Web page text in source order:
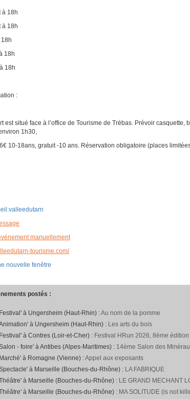
18h
18h
18h
18h
:
est situé face à l’office de Tourisme de Trébas. Prévoir casquette,
1h30,
10-18ans, gratuit -10 ans. Réservation obligatoire (places
manuellement
tourisme.com/
nouvelle fenêtre
postés :
à Ungersheim (Haut-Rhin) :Au nom de la pomme
à Ungersheim (Haut-Rhin) : Les arts du bois
à Contres (Loir-et-Cher) : Festival HRun 2026, 8ème édition
- foire' à Antibes (Alpes-Maritimes) : 14ème Salon des
à Romagne (Vienne) :Appel aux exposants
à Marseille (Bouches-du-Rhône) : LA FABRIQUE
à Marseille (Bouches-du-Rhône) : LE GRAND MECHANT
à Marseille (Bouches-du-Rhône) : MA SOLITUDE (is not